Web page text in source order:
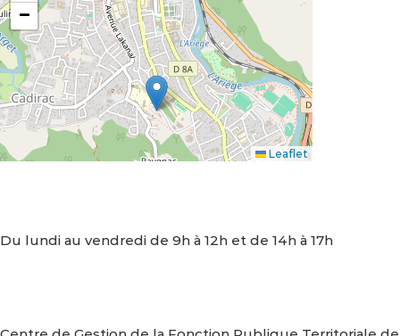
−
Leaflet
Du lundi au vendredi de 9h à 12h et de 14h à 17h